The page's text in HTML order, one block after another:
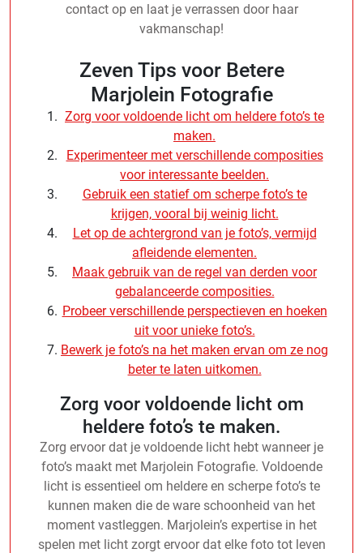
contact op en laat je verrassen door haar
vakmanschap!
Zeven Tips voor Betere
Marjolein Fotografie
Zorg voor voldoende licht om heldere foto’s te
maken.
Experimenteer met verschillende composities
voor interessante beelden.
Gebruik een statief om scherpe foto’s te
krijgen, vooral bij weinig licht.
Let op de achtergrond van je foto’s, vermijd
afleidende elementen.
Maak gebruik van de regel van derden voor
gebalanceerde composities.
Probeer verschillende perspectieven en hoeken
uit voor unieke foto’s.
Bewerk je foto’s na het maken ervan om ze nog
beter te laten uitkomen.
Zorg voor voldoende licht om
heldere foto’s te maken.
Zorg ervoor dat je voldoende licht hebt wanneer je
foto’s maakt met Marjolein Fotografie. Voldoende
licht is essentieel om heldere en scherpe foto’s te
kunnen maken die de ware schoonheid van het
moment vastleggen. Marjolein’s expertise in het
spelen met licht zorgt ervoor dat elke foto tot leven